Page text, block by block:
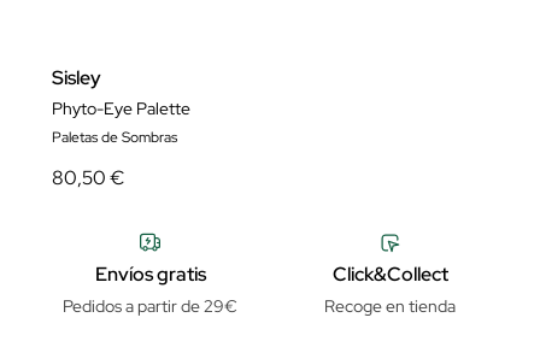
Sisley
Phyto-Eye Palette
Paletas de Sombras
80,50 €
Envíos gratis
Pedidos a partir de 29€
Click&Collect
Recoge en tienda